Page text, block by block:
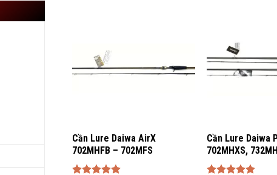
Cần Lure Daiwa AirX
702MHFB – 702MFS
Cần Lure Daiwa
702MHXS,